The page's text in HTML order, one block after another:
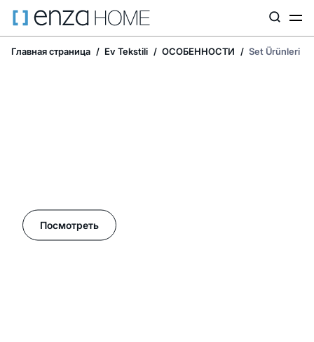
Главная страница Ev Tekstili ОСОБЕННОСТИ Set Ürünleri
Посмотреть